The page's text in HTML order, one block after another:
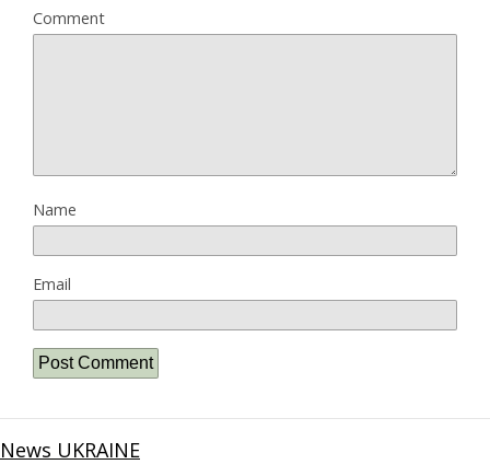
Comment
Name
Email
News UKRAINE